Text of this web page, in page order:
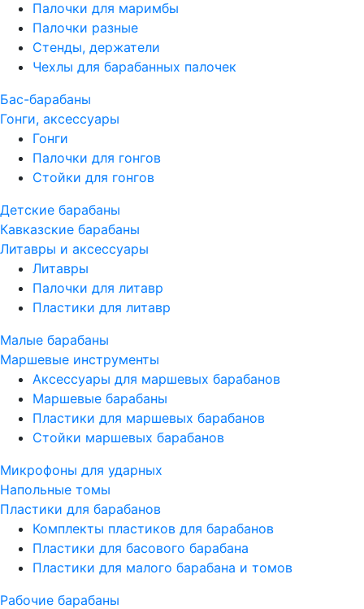
Палочки для маримбы
Палочки разные
Стенды, держатели
Чехлы для барабанных палочек
Бас-барабаны
Гонги, аксессуары
Гонги
Палочки для гонгов
Стойки для гонгов
Детские барабаны
Кавказские барабаны
Литавры и аксессуары
Литавры
Палочки для литавр
Пластики для литавр
Малые барабаны
Маршевые инструменты
Аксессуары для маршевых барабанов
Маршевые барабаны
Пластики для маршевых барабанов
Стойки маршевых барабанов
Микрофоны для ударных
Напольные томы
Пластики для барабанов
Комплекты пластиков для барабанов
Пластики для басового барабана
Пластики для малого барабана и томов
Рабочие барабаны